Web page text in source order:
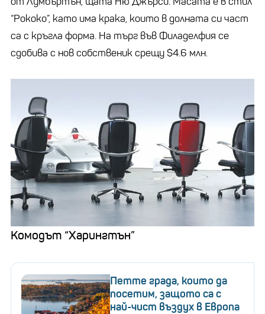
“Рококо”, като има крака, които в долната си част
са с кръгла форма. На търг във Филаделфия се
сдобива с нов собственик срещу $4.6 млн.
Комодът “Харингтън”
Петте града, които да
посетим, защото са с
най-чист въздух в Европа